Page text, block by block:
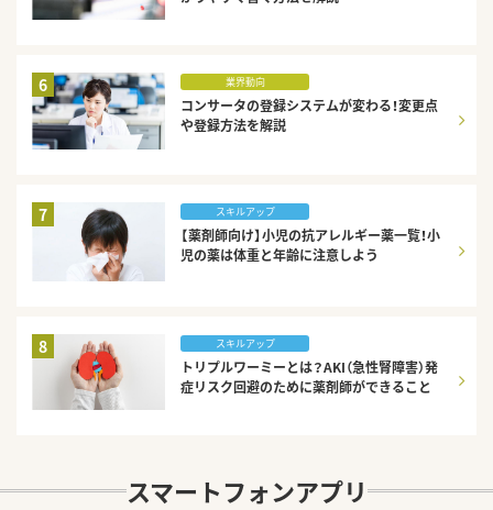
6 業界動向
コンサータの登録システムが変わる！変更点
や登録方法を解説
7 スキルアップ
【薬剤師向け】小児の抗アレルギー薬一覧！小
児の薬は体重と年齢に注意しよう
8 スキルアップ
トリプルワーミーとは？AKI（急性腎障害）発
症リスク回避のために薬剤師ができること
スマートフォンアプリ